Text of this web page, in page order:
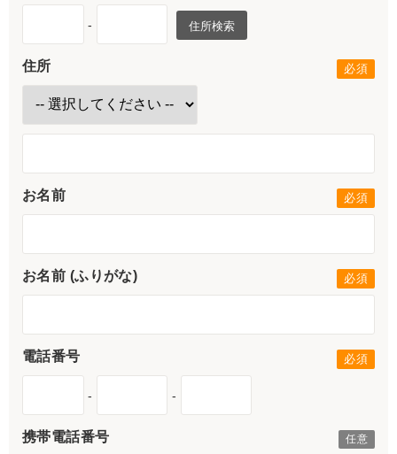
- 住所検索
住所
お名前
お名前 (ふりがな)
電話番号
- -
携帯電話番号